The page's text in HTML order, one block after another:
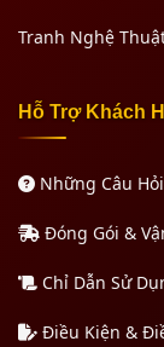
Tranh Nghệ
Hỗ Trợ Khách
Những Câu
Đóng Gói &
Chỉ Dẫn Sử
Điều Kiện &